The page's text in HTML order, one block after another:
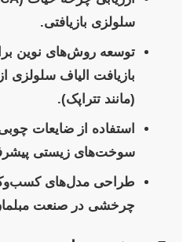
سلولزی بازیافتی.
توسعه روش‌های نوین
بازیافت الیاف سلولزی
(مانند تتراپک).
استفاده از ضایعات
سوخت‌های زیستی
طراحی مدل‌های
چرخشی در صنعت